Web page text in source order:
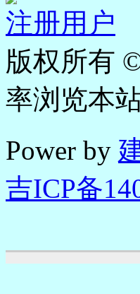
注册用户
版权所有
率浏览本
Power by
吉ICP备